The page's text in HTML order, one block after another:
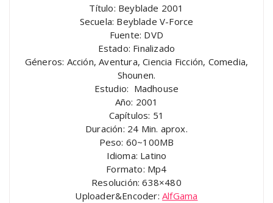
Título: Beyblade 2001
Secuela: Beyblade V-Force
Fuente: DVD
Estado: Finalizado
Géneros: Acción, Aventura, Ciencia Ficción, Comedia,
Shounen.
Estudio: Madhouse
Año: 2001
Capítulos: 51
Duración: 24 Min. aprox.
Peso: 60~100MB
Idioma: Latino
Formato: Mp4
Resolución: 638×480
Uploader&Encoder:AlfGama